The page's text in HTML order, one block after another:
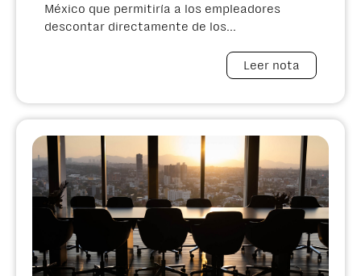
México que permitiría a los empleadores
descontar directamente de los...
Leer nota